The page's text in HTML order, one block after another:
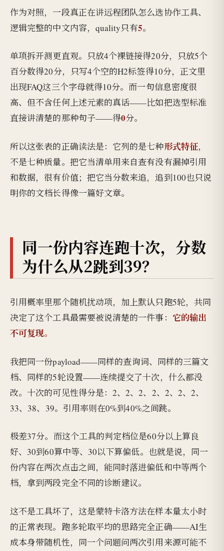
作为对照，一段真正在讲远程团队怎么选协作工具、
逻辑完整的中文内容，quality只有5。
单项拆开测更直观。只放4个裸链接得20分，只放5个
百分数得20分，只写4个空的H2标签得10分，正文里
出现FAQ这三个字母就得10分。而一句信息密度很
高、但不含任何上述元素的真话——比如把选型标准
直接讲清楚的那种句子——得0分。
所以这张表的正确读法是：它列的是七种形式特征，
不是七种质量。把它当清单用来自查有没有漏掉引用
和数据，很有价值；把它当分数来追，追到100也只说
明你的文档长得像一篇好文章。
同一份内容连跑十次，分数
为什么从2跳到39？
引用概率里那个随机扰动项，加上默认只跑5轮，共同
决定了这个工具最需要被说清楚的一件事： 它的输出
不可复现。
我把同一份payload——同样的查询词、同样的三篇文
档、同样的5轮设置——连续提交了十次，什么都没
改。十次的可见性得分是：2、2、2、2、2、2、2、
33、38、39。引用率则在0%到40%之间跳。
极差37分。而这个工具的判定档位是60分以上算良
好、30到60算中等、30以下算偏低。也就是说，同一
份内容在两次点击之间，能同时落进偏低和中等两个
档，拿到两段完全不同的诊断建议。
这不是工具坏了，这是蒙特卡洛方法在样本量太小时
的正常表现。跑多轮取平均的思路完全正确——AI生
成本身带随机性，同一个问题问两次引用来源可能不